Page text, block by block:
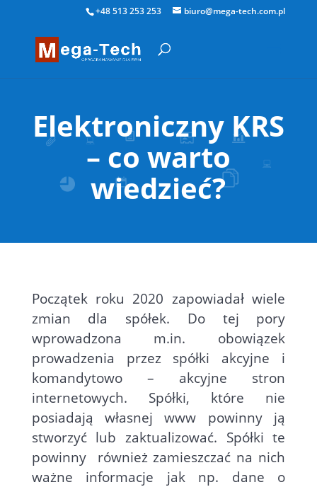
+48 513 253 253 biuro@mega-tech.com.pl
Elektroniczny KRS
– co warto
wiedzieć?
Początek roku 2020 zapowiadał wiele
zmian dla spółek. Do tej pory
wprowadzona m.in. obowiązek
prowadzenia przez spółki akcyjne i
komandytowo – akcyjne stron
internetowych. Spółki, które nie
posiadają własnej www powinny ją
stworzyć lub zaktualizować. Spółki te
powinny
również zamieszczać na nich
ważne informacje jak np. dane o